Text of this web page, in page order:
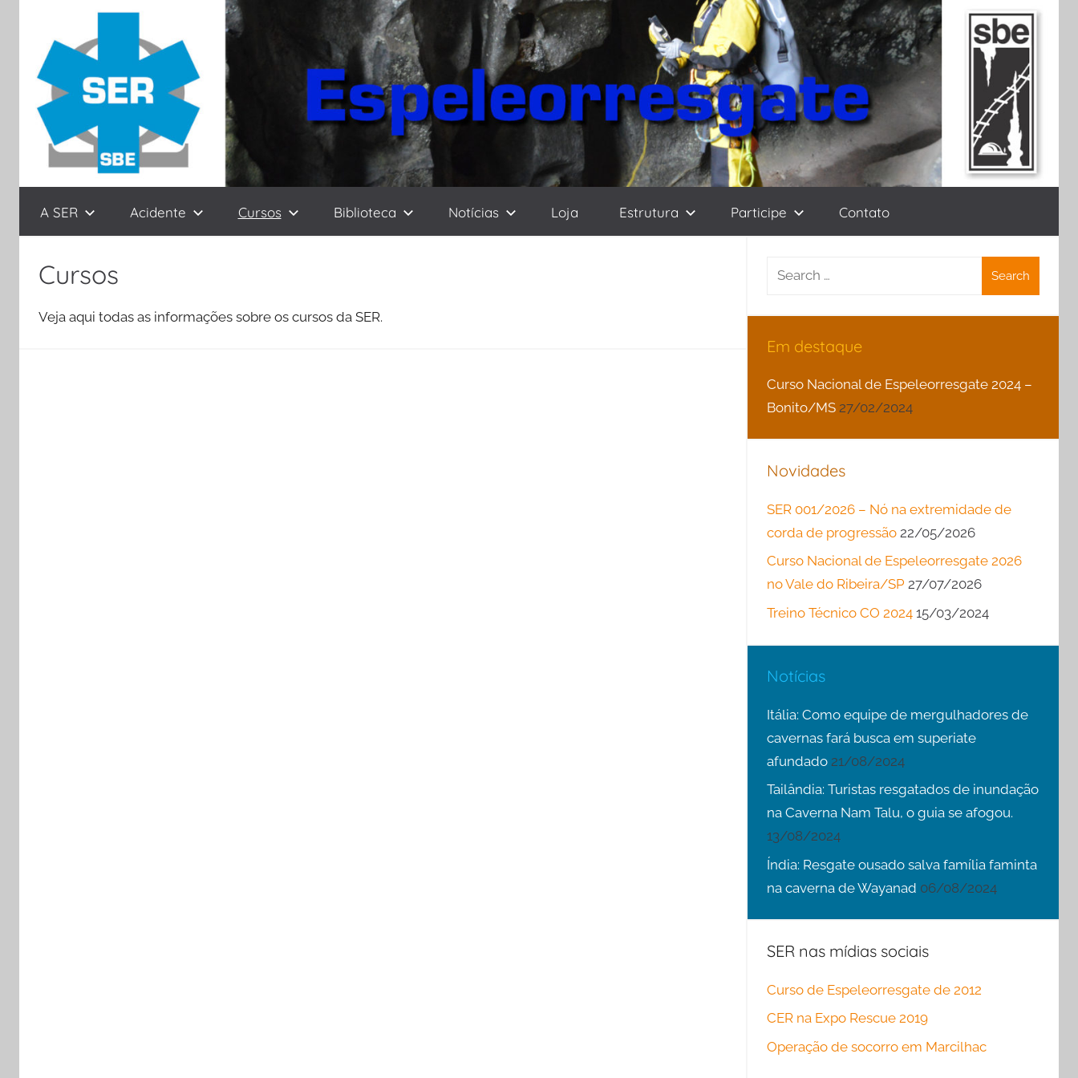
conteúdo
SER
Espeleorresgate
SBE
A SER Acidente Cursos Biblioteca Notícias Loja Estrutura Participe Contato
Cursos
Veja aqui todas as informações sobre os cursos da SER.
Search
Em destaque
Curso Nacional de Espeleorresgate 2024 –
Bonito/MS27/02/2024
Novidades
SER 001/2026 – Nó na extremidade de
corda de progressão22/05/2026
Curso Nacional de Espeleorresgate 2026
no Vale do Ribeira/SP 27/07/2026
Treino Técnico CO 202415/03/2024
Notícias
Itália: Como equipe de mergulhadores de
cavernas fará busca em superiate
afundado21/08/2024
Tailândia: Turistas resgatados de inundação
na Caverna Nam Talu, o guia se afogou.
13/08/2024
Índia: Resgate ousado salva família faminta
na caverna de Wayanad 06/08/2024
SER nas mídias sociais
Curso de Espeleorresgate de 2012
CER na Expo Rescue 2019
Operação de socorro em Marcilhac